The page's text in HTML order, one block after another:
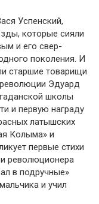
Успен­ский,
которые сияли
и его свер­
поколения. И
старшие товарищи
Эдуард
школы
и первую награду
латышских
Колыма» и
первые стихи
революционера
в подручные»
и учил